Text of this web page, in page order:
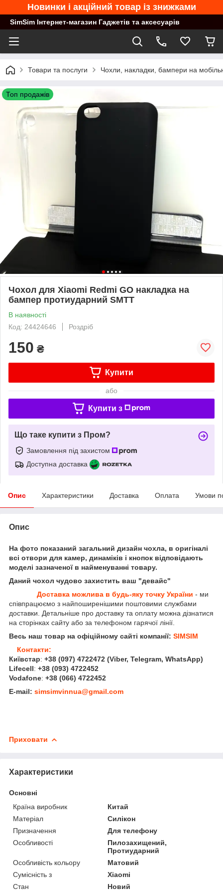
Новинки і акційний товар із знижками
SimSim Інтернет-магазин Гаджетів та аксесуарів
Товари та послуги Чохли, накладки, бампери на
Топ продажів
Чохол для Xiaomi Redmi GO накладка на
бампер протиударний SMTT
В наявності
Код: 24424646
Роздріб
150 ₴
Купити
або
Купити з
Що таке купити з Пром?
Замовлення під захистом
Доступна доставка
Опис Характеристики Доставка Оплата Умови
Опис
На фото показаний загальний дизайн чохла, в оригіналі
всі отвори для камер, динаміків і кнопок відповідають
моделі зазначеної в найменуванні товару.
Даний чохол чудово захистить ваш "девайс"
Доставка можлива в будь-яку точку України - ми
співпрацюємо з найпоширенішими поштовими службами
доставки. Детальніше про доставку та оплату можна дізнатися
на сторінках сайту або за телефоном гарячої лінії.
Весь наш товар на офіційному сайті компанії: SIMSIM
Контакти:
Київстар: +38 (097) 4722472 (Viber, Telegram, WhatsApp)
Lifecell: +38 (093) 4722452
Vodafone: +38 (066) 4722452
E-mail: simsimvinnua@gmail.com
Приховати
Характеристики
Основні
Країна виробник
Китай
Матеріал
Силікон
Призначення
Для телефону
Особливості
Пилозахищений,
Протиударний
Особливість кольору
Матовий
Сумісність з
Xiaomi
Стан
Новий